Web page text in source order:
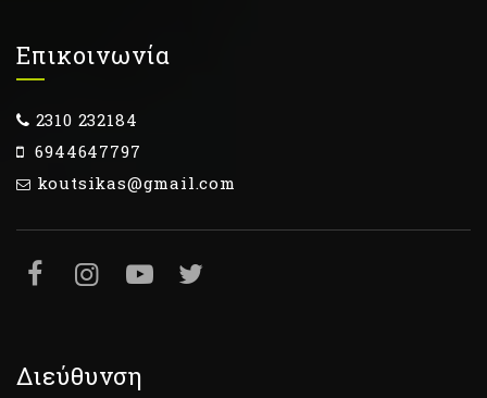
Επικοινωνία
2310 232184
6944647797
koutsikas@gmail.com
Διεύθυνση